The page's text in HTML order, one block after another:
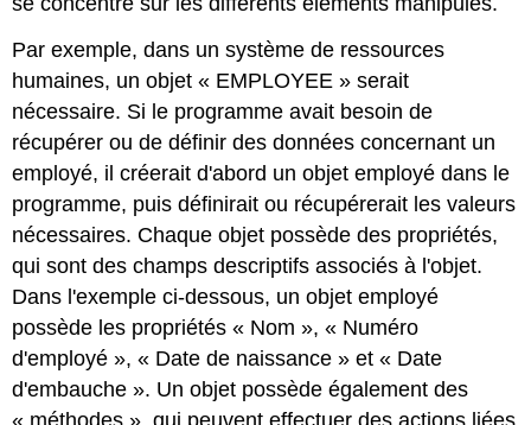
Par exemple, dans un système de ressources
humaines, un objet « EMPLOYEE » serait
nécessaire. Si le programme avait besoin de
récupérer ou de définir des données concernant un
employé, il créerait d'abord un objet employé dans le
programme, puis définirait ou récupérerait les valeurs
nécessaires. Chaque objet possède des propriétés,
qui sont des champs descriptifs associés à l'objet.
Dans l'exemple ci-dessous, un objet employé
possède les propriétés « Nom », « Numéro
d'employé », « Date de naissance » et « Date
d'embauche ». Un objet possède également des